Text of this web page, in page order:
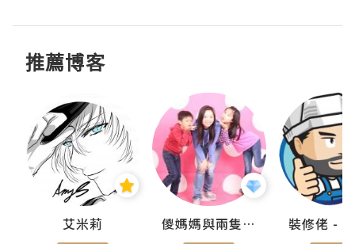
推薦博客
艾米莉 儍媽媽與兩隻小魔怪之家